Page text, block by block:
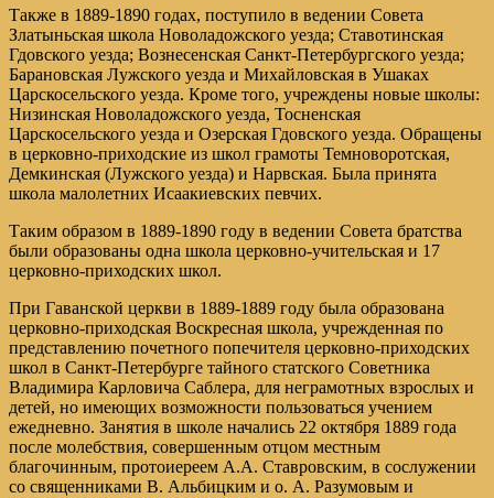
Также в 1889-1890 годах, поступило в ведении Совета
Златыньская школа Новоладожского уезда; Ставотинская
Гдовского уезда; Вознесенская Санкт-Петербургского уезда;
Барановская Лужского уезда и Михайловская в Ушаках
Царскосельского уезда. Кроме того, учреждены новые школы:
Низинская Новоладожского уезда, Тосненская
Царскосельского уезда и Озерская Гдовского уезда. Обращены
в церковно-приходские из школ грамоты Темноворотская,
Демкинская (Лужского уезда) и Нарвская. Была принята
школа малолетних Исаакиевских певчих.
Таким образом в 1889-1890 году в ведении Совета братства
были образованы одна школа церковно-учительская и 17
церковно-приходских школ.
При Гаванской церкви в 1889-1889 году была образована
церковно-приходская Воскресная школа, учрежденная по
представлению почетного попечителя церковно-приходских
школ в Санкт-Петербурге тайного статского Советника
Владимира Карловича Саблера, для неграмотных взрослых и
детей, но имеющих возможности пользоваться учением
ежедневно. Занятия в школе начались 22 октября 1889 года
после молебствия, совершенным отцом местным
благочинным, протоиереем А.А. Ставровским, в сослужении
со священниками В. Альбицким и о. А. Разумовым и